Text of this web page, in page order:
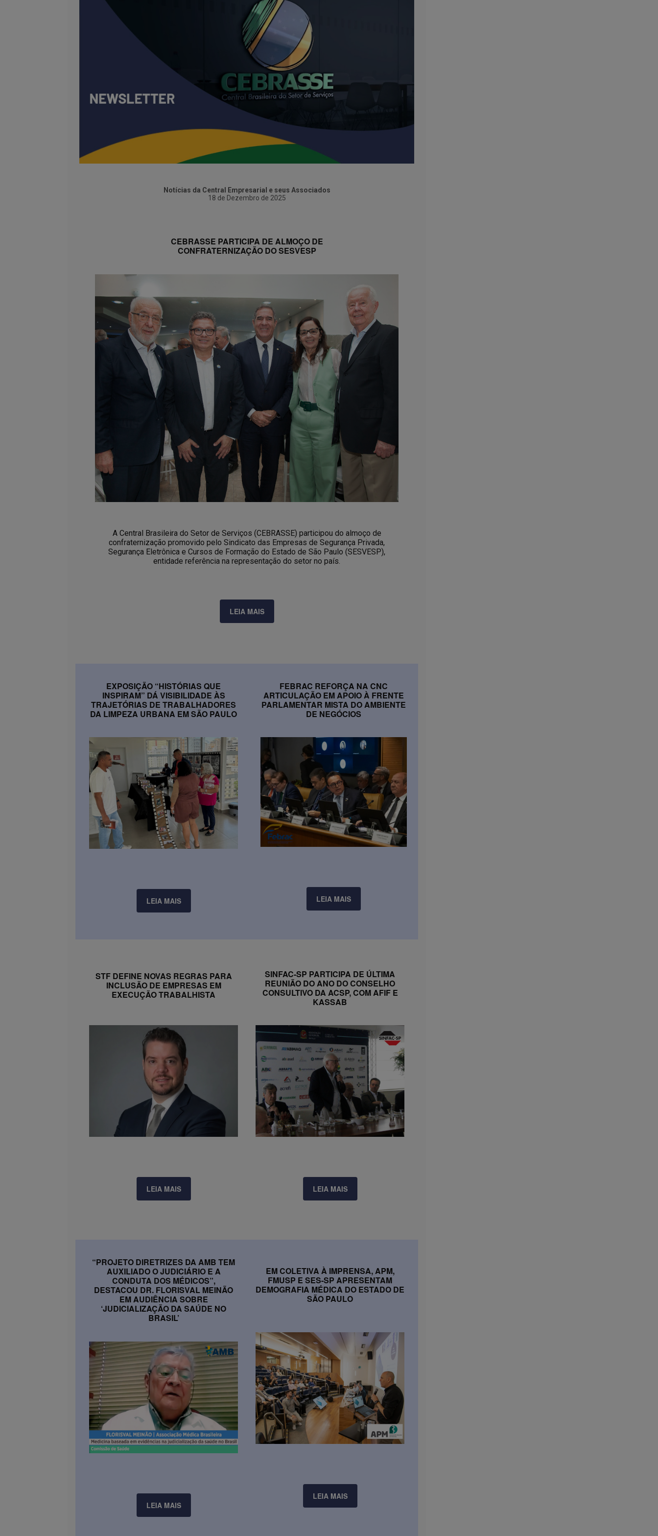
Notícias da Central Empresarial e seus Associados
18 de Dezembro de 2025
CEBRASSE PARTICIPA DE ALMOÇO DE
CONFRATERNIZAÇÃO DO SESVESP
A Central Brasileira do Setor de Serviços (CEBRASSE) participou do almoço de
confraternização promovido pelo Sindicato das Empresas de Segurança Privada,
Segurança Eletrônica e Cursos de Formação do Estado de São Paulo (SESVESP),
entidade referência na representação do setor no país.
LEIA MAIS
EXPOSIÇÃO “HISTÓRIAS QUE
INSPIRAM” DÁ VISIBILIDADE ÀS
TRAJETÓRIAS DE TRABALHADORES
DA LIMPEZA URBANA EM SÃO PAULO
LEIA MAIS
FEBRAC REFORÇA NA CNC
ARTICULAÇÃO EM APOIO À FRENTE
PARLAMENTAR MISTA DO AMBIENTE
DE NEGÓCIOS
LEIA MAIS
STF DEFINE NOVAS REGRAS PARA
INCLUSÃO DE EMPRESAS EM
EXECUÇÃO TRABALHISTA
LEIA MAIS
SINFAC-SP PARTICIPA DE ÚLTIMA
REUNIÃO DO ANO DO CONSELHO
CONSULTIVO DA ACSP, COM AFIF E
KASSAB
LEIA MAIS
“PROJETO DIRETRIZES DA AMB TEM
AUXILIADO O JUDICIÁRIO E A
CONDUTA DOS MÉDICOS”,
DESTACOU DR. FLORISVAL MEINÃO
EM AUDIÊNCIA SOBRE
‘JUDICIALIZAÇÃO DA SAÚDE NO
BRASIL’
LEIA MAIS
EM COLETIVA À IMPRENSA, APM,
FMUSP E SES-SP APRESENTAM
DEMOGRAFIA MÉDICA DO ESTADO DE
SÃO PAULO
LEIA MAIS